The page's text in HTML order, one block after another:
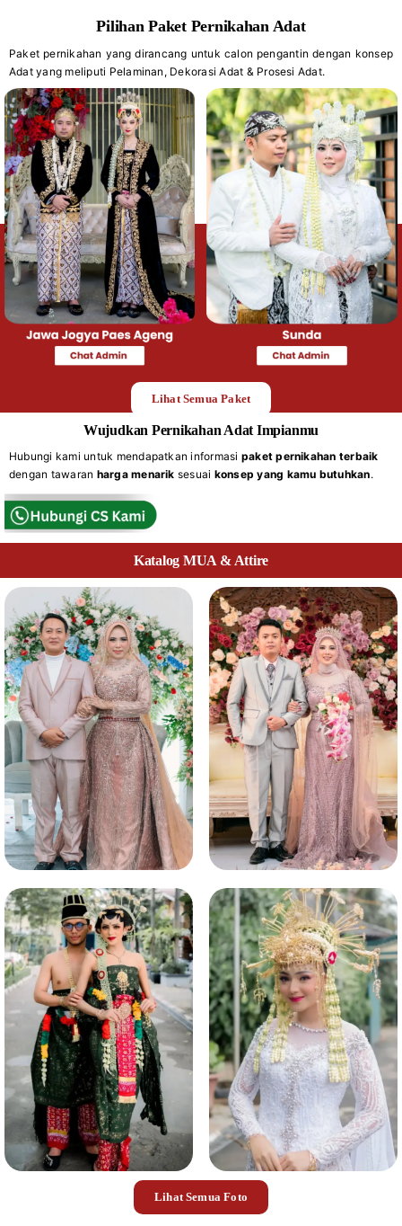
Pilihan Paket Pernikahan Adat
Paket pernikahan yang dirancang untuk calon pengantin dengan konsep
Adat yang meliputi Pelaminan, Dekorasi Adat & Prosesi Adat.
Lihat Semua Paket
Wujudkan Pernikahan Adat Impianmu
Hubungi kami untuk mendapatkan informasi paket pernikahan terbaik
dengan tawaran harga menarik sesuai konsep yang kamu butuhkan.
Katalog MUA & Attire
Lihat Semua Foto